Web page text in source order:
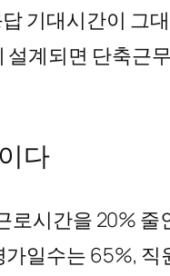
기대시간이 그
설계되면 단축근
다
로시간을 20%
일수는 65%,